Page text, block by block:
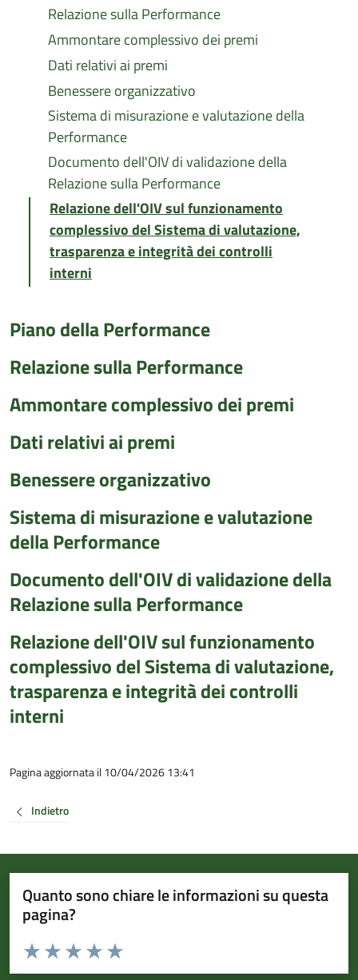
Relazione sulla Performance
Ammontare complessivo dei premi
Dati relativi ai premi
Benessere organizzativo
Sistema di misurazione e valutazione della
Performance
Documento dell'OIV di validazione della
Relazione sulla Performance
Relazione dell'OIV sul funzionamento
complessivo del Sistema di valutazione,
trasparenza e integrità dei controlli
interni
Piano della Performance
Relazione sulla Performance
Ammontare complessivo dei premi
Dati relativi ai premi
Benessere organizzativo
Sistema di misurazione e valutazione
della Performance
Documento dell'OIV di validazione della
Relazione sulla Performance
Relazione dell'OIV sul funzionamento
complessivo del Sistema di valutazione,
trasparenza e integrità dei controlli
interni
Pagina aggiornata il 10/04/2026 13:41
Indietro
Quanto sono chiare le informazioni su questa
pagina?
Valuta da 1 a 5 stelle la pagina
Valuta 5 stelle su 5
Valuta 4 stelle su 5
Valuta 3 stelle su 5
Valuta 2 stelle su 5
Valuta 1 stelle su 5